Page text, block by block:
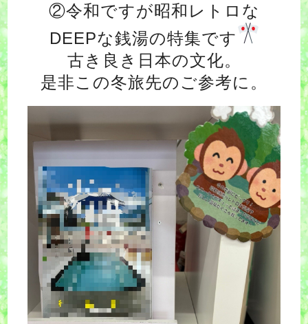
②令和ですが昭和レトロな
DEEPな銭湯の特集です
古き良き日本の文化。
是非この冬旅先のご参考に。